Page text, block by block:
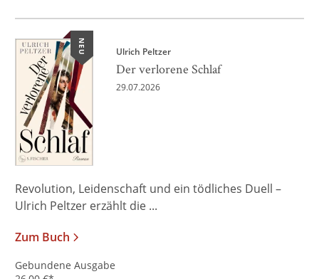
NEU Ulrich Peltzer
Der verlorene Schlaf
29.07.2026
Revolution, Leidenschaft und ein tödliches Duell –
Ulrich Peltzer erzählt die ...
Zum Buch
Gebundene Ausgabe